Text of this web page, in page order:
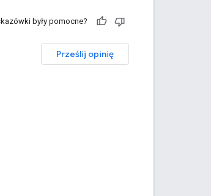
były pomocne?
Prześlij opinię